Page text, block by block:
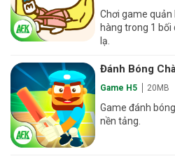
Chơi game quản
hàng trong 1 bối
lạ.
Đánh Bóng
Game H5 20MB
Game đánh
nền tảng.